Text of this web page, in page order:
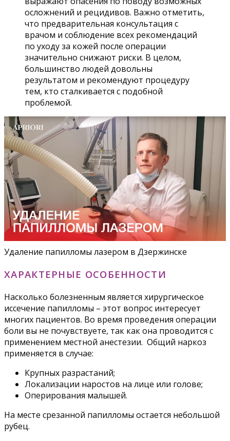
осложнений и рецидивов. Важно отметить,
что предварительная консультация с
врачом и соблюдение всех рекомендаций
по уходу за кожей после операции
значительно снижают риски. В целом,
большинство людей довольны
результатом и рекомендуют процедуру
тем, кто сталкивается с подобной
проблемой.
Удаление папилломы лазером в Дзержинске
ХАРАКТЕРНЫЕ ОСОБЕННОСТИ
Насколько болезненным является хирургическое
иссечение папилломы – этот вопрос интересует
многих пациентов. Во время проведения операции
боли вы не почувствуете, так как она проводится с
применением местной анестезии. Общий наркоз
применяется в случае:
Крупных разрастаний;
Локализации наростов на лице или голове;
Оперирования малышей.
На месте срезанной папилломы остается небольшой
рубец.